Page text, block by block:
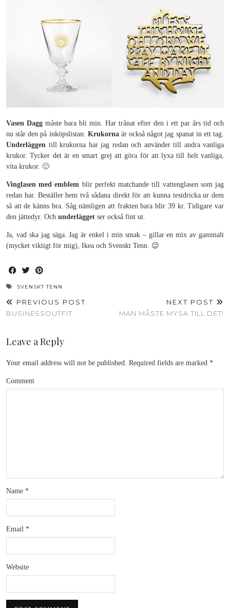
Vasen Dagg måste bara bli min. Har trånat efter den i ett par års tid och
nu står den på inköpslistan. Krukornaär också något jag spanat in ett tag.
Underläggen till krukorna har jag redan och använder till andra vanliga
krukor. Tycker det är en smart grej att göra för att lyxa till helt vanliga,
vita krukor. 🙂
Vinglasen med emblem blir perfekt matchande till vattenglasen som jag
redan har. Beställer hem två sådana direkt för att kunna testdricka ur dem
så att de känns bra. Såg nämligen att frakten bara blir 39 kr. Tidigare var
den jättedyr. Och underlägget ser också fint ut.
Ja, vad ska jag säga. Jag är enkel i min smak – gillar en mix av gammalt
(mycket viktigt för mig), Ikea och Svenskt Tenn. 😉
SVENSKT TENN
PREVIOUS POST
BUSINESSOUTFIT
NEXT POST
MAN MÅSTE MYSA TILL DET!
Leave a Reply
Your email address will not be published. Required fields are marked *
Comment
Name *
Email *
Website